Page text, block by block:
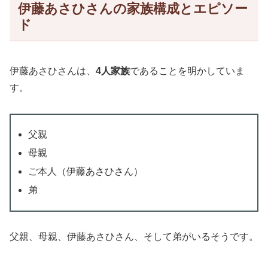
伊藤あさひさんの家族構成とエピソー
ド
伊藤あさひさんは、 4人家族であることを明かしていま
す。
父親
母親
ご本人（伊藤あさひさん）
弟
父親、母親、伊藤あさひさん、そして弟がいるそうです。